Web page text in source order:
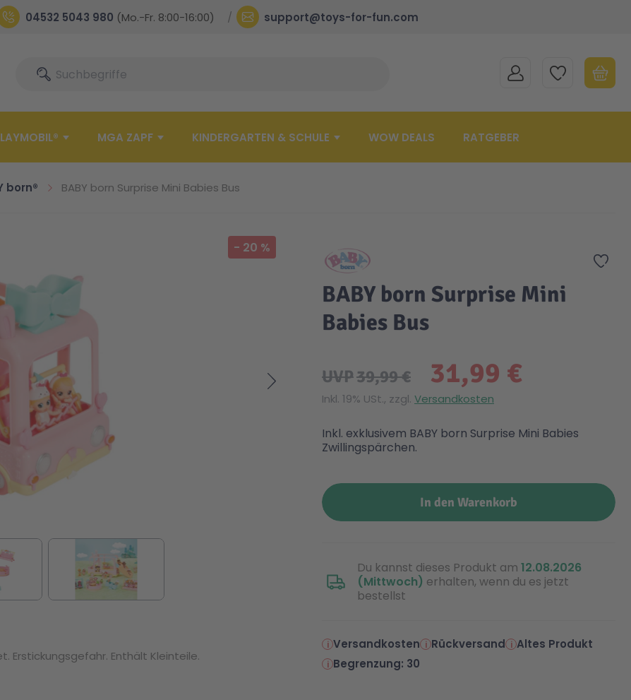
04532 5043 980 (Mo.-Fr. 8:00-16:00) support@toys-for-fun.com
SucheSuche MEIN KONTOMEINE WUNSCHLISTE
MGA ZAPF KINDERGARTEN & SCHULE WOW DEALS RATGEBER
born® BABY born Surprise Mini Babies Bus
- 20 %
Zur
BABY born Surprise Mini
Babies Bus
31,99 €
UVP39,99 €
Inkl. 19% USt., zzgl. Versandkosten
Inkl. exklusivem BABY born Surprise Mini Babies
Zwillingspärchen.
In den Warenkorb
Du kannst dieses Produkt am 12.08.2026
(Mittwoch) erhalten, wenn du es jetzt
bestellst
Versandkosten Rückversand
Altes Produkt
Begrenzung: 30
Erstickungsgefahr. Enthält Kleinteile.